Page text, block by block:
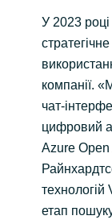
У 2023
компанії.
чат-
цифровий
Azure Open
технологій
етап